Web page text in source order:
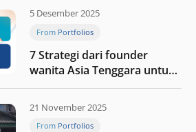
5 Desember 2025
From Portfolios
7 Strategi dari founder
wanita Asia Tenggara untuk
tetap relevan di tengah
perubahan dunia
perdagangan
21 November 2025
From Portfolios